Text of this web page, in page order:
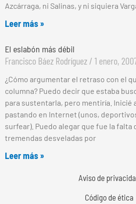
Azcárraga, ni Salinas, y ni siquiera
Leer más »
El eslabón más débil
Francisco Báez Rodríguez 1 enero,
¿Cómo argumentar el retraso con el
columna? Puedo decir que estaba
para sustentarla, pero mentiría. Inicié
pastando en Internet (unos,
surfear). Puedo alegar que fue la falta
tremendas desveladas por
Leer más »
Aviso de
Código de ética